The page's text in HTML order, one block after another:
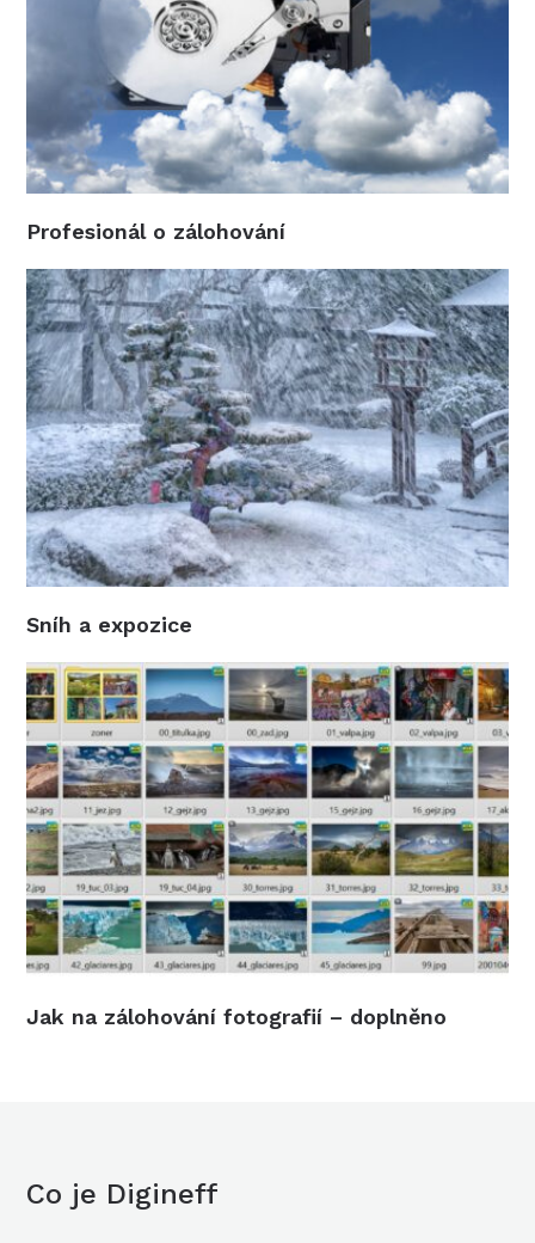
Profesionál o zálohování
Sníh a expozice
Jak na zálohování fotografií – doplněno
Co je Digineff